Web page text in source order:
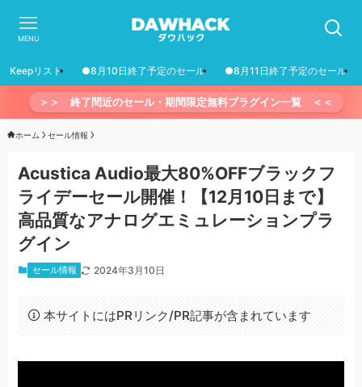
MENU
Keepリスト ●8月10日終了予定のセール ●8月11日終了予定のセール
＞＞ 終了間近のセール・期間限定無料プラグイン一覧 ＜＜
ホーム セール情報
Acustica Audio最大80%OFFブラックフ
ライデーセール開催！【12月10日まで】
高品質なアナログエミュレーションプラ
グイン
セール情報 2024年3月10日
本サイトにはPRリンク/PR記事が含まれています